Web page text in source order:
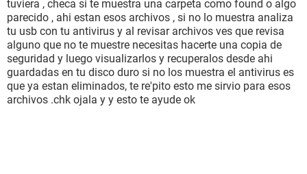
tuviera , checa si te muestra una carpeta como found o algo
parecido , ahi estan esos archivos , si no lo muestra analiza
tu usb con tu antivirus y al revisar archivos ves que revisa
alguno que no te muestre necesitas hacerte una copia de
seguridad y luego visualizarlos y recuperalos desde ahi
guardadas en tu disco duro si no los muestra el antivirus es
que ya estan eliminados, te re'pito esto me sirvio para esos
archivos .chk ojala y y esto te ayude ok